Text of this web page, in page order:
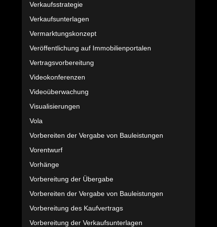
Verkaufsstrategie
Verkaufsunterlagen
Vermarktungskonzept
Veröffentlichung auf Immobilienportalen
Vertragsvorbereitung
Videokonferenzen
Videoüberwachung
Visualisierungen
Vola
Vorbereiten der Vergabe von Bauleistungen
Vorentwurf
Vorhänge
Vorbereitung der Übergabe
Vorbereiten der Vergabe von Bauleistungen
Vorbereitung des Kaufvertrags
Vorbereitung der Verkaufsunterlagen